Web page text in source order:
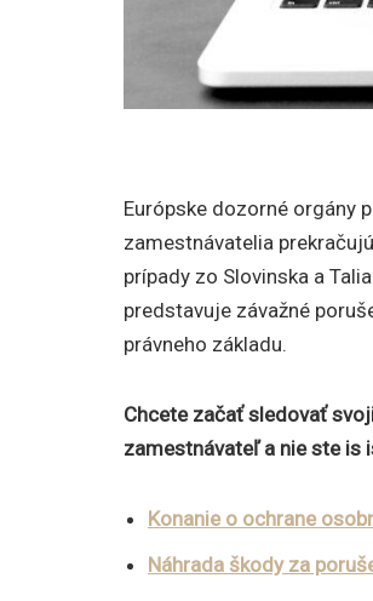
Európske dozorné orgány
zamestnávatelia
prípady zo Slovinska a
predstavuje závažné
právneho základu.
Chcete začať sledovať
zamestnávateľ a nie ste is
Konanie o ochrane
Náhrada škody za